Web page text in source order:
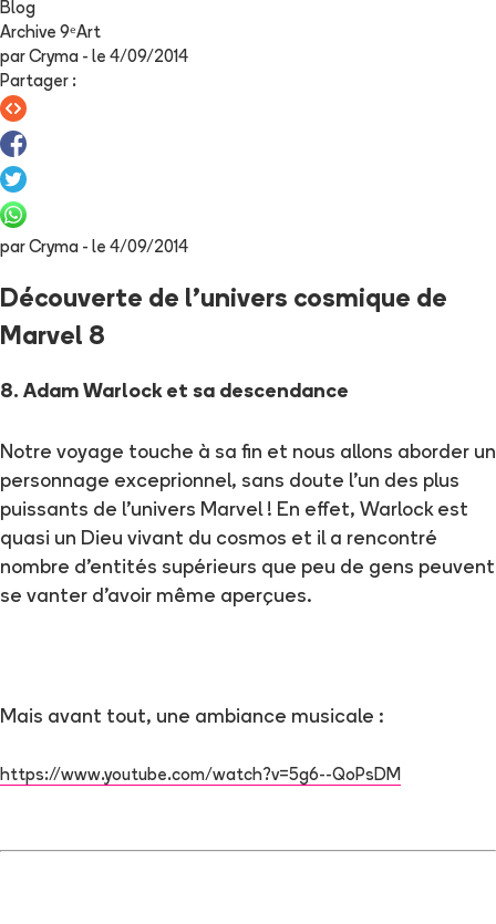
Blog
Archive 9ᵉArt
par Cryma - le 4/09/2014
Partager :
par Cryma - le 4/09/2014
Découverte de l'univers cosmique de
Marvel 8
8. Adam Warlock et sa descendance
Notre voyage touche à sa fin et nous allons aborder un
personnage exceprionnel, sans doute l'un des plus
puissants de l'univers Marvel ! En effet, Warlock est
quasi un Dieu vivant du cosmos et il a rencontré
nombre d'entités supérieurs que peu de gens peuvent
se vanter d'avoir même aperçues.
Mais avant tout, une ambiance musicale :
https://www.youtube.com/watch?v=5g6--QoPsDM